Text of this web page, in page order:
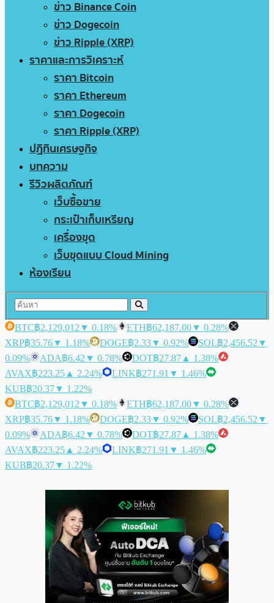
ข่าว Binance Coin
ข่าว Dogecoin
ข่าว Ripple (XRP)
ราคาและการวิเคราะห์
ราคา Bitcoin
ราคา Ethereum
ราคา Dogecoin
ราคา Ripple (XRP)
ปฏิทินเศรษฐกิจ
บทความ
รีวิวผลิตภัณฑ์
เว็บซื้อขาย
กระเป๋าเก็บเหรียญ
เครื่องขุด
เว็บขุดแบบ Cloud Mining
ห้องเรียน
BTC฿2,129,012 ▼ 0.18% ETH฿62,187.00▼ 0.28%
XRP฿35.76▼ 1.18% DOGE฿2.33▼ 0.92% SOL฿2,456.52 ▼
0.09%
ADA฿6.42 ▼ 0.78% DOT฿27.87 ▲ 1.38%
AVAX฿223.25 ▲ 2.24% LINK฿271.91 ▼ 1.46%
KUB฿20.37▼ 1.22%
BTC฿2,129,012 ▼ 0.18% ETH฿62,187.00▼ 0.28%
XRP฿35.76▼ 1.18% DOGE฿2.33▼ 0.92% SOL฿2,456.52 ▼
0.09%
ADA฿6.42 ▼ 0.78% DOT฿27.87 ▲ 1.38%
AVAX฿223.25 ▲ 2.24% LINK฿271.91 ▼ 1.46%
KUB฿20.37▼ 1.22%